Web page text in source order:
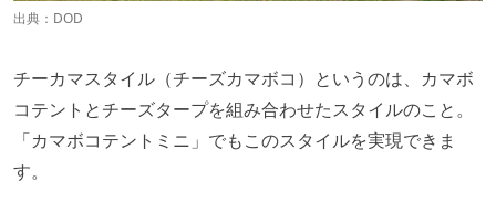
出典： DOD
チーカマスタイル（チーズカマボコ）というのは、カマボ
コテントとチーズタープを組み合わせたスタイルのこと。
「カマボコテントミニ」でもこのスタイルを実現できま
す。